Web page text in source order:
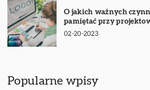
O jakich ważnych
pamiętać przy
02-20-2023
Popularne wpisy